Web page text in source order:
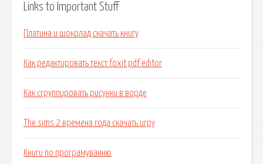
Links to Important Stuff
Платина и шоколад скачать книгу
Как редактировать текст foxit pdf editor
Как сгруппировать рисунки в ворде
The sims 2 времена года скачать игру
Книги по програмуванню